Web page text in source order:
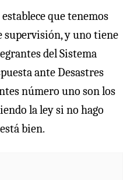
que tenemos
supervisión, y uno tiene
del Sistema
ante Desastres
número uno son los
la ley si no hago
bien.